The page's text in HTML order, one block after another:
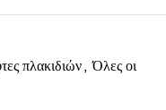
πλακιδιών, Όλες οι